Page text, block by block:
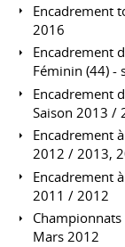
Encadrement
2016
Encadrement
Féminin (44) -
Encadrement
Saison 2013 /
Encadrement
2012 / 2013,
Encadrement
2011 / 2012
Mars 2012